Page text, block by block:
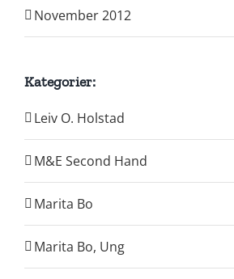
November 2012
Kategorier:
Leiv O. Holstad
M&E Second Hand
Marita Bo
Marita Bo, Ung